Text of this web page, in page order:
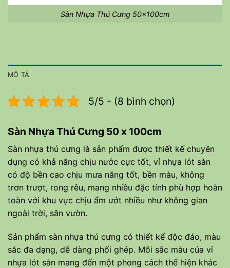
Sàn Nhựa Thú Cưng 50x100cm
MÔ TẢ
5/5 - (8 bình chọn)
Sàn Nhựa Thú Cưng 50 x 100cm
Sàn nhựa thú cưng là sản phẩm được thiết kế chuyên
dụng có khả năng chịu nước cực tốt, vỉ nhựa lót sàn
có độ bền cao chịu mưa nắng tốt, bền màu, không
trơn trượt, rong rêu, mang nhiều đặc tính phù hợp hoàn
toàn với khu vực chịu ẩm ướt nhiều như không gian
ngoài trời, sân vườn.
Sản phẩm sàn nhựa thú cưng có thiết kế độc đáo, màu
sắc đa dạng, dễ dàng phối ghép. Mỗi sắc màu của vỉ
nhựa lót sàn mang đến một phong cách thể hiện khác